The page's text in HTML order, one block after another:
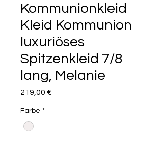
Kommunionkleid
Kleid Kommunion
luxuriöses
Spitzenkleid 7/8
lang, Melanie
219,00 €
Farbe *